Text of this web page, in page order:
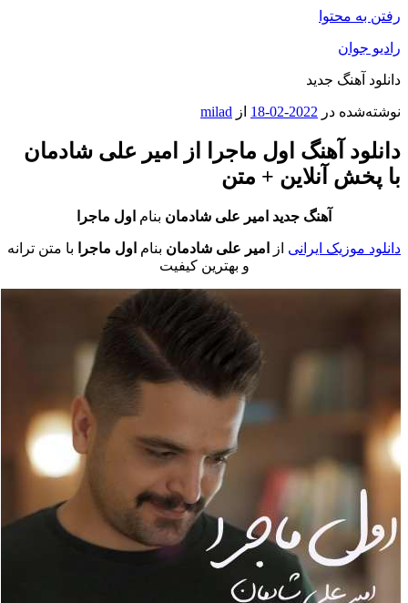
رفتن به محتوا
رادیو جوان
دانلود آهنگ جدید
نوشته‌شده در 2022-02-18 از milad
دانلود آهنگ اول ماجرا از امیر علی شادمان
با پخش آنلاین + متن
آهنگ جدید امیر علی شادمان بنام اول ماجرا
دانلود موزیک ایرانی از امیر علی شادمان بنام اول ماجرا با متن ترانه
و بهترین کیفیت